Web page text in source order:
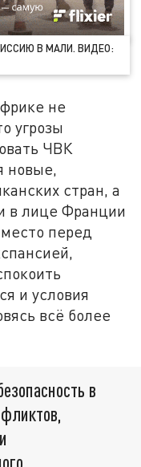
В МАЛИ. ВИДЕО:
не
угрозы
ЧВК
новые,
стран, а
в лице Франции
перед
и условия
всё более
в